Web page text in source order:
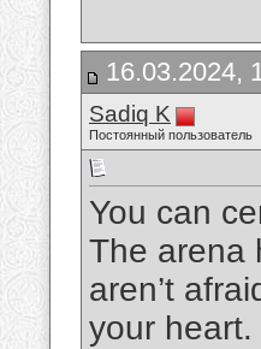
16.03.2024,
Sadiq K
Постоянный пользователь
You can
The arena
aren’t
your heart.